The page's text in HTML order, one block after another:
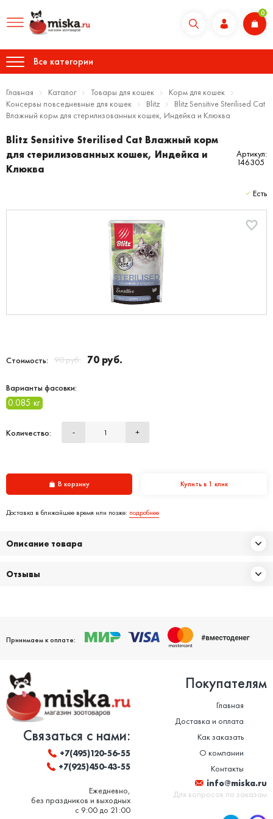
0
Все категории
Главная Каталог Товары для кошек
Корм для кошек
Консервы повседневные для кошек
Blitz
Blitz Sensitive Sterilised Cat
Влажный корм для стерилизованных кошек, Индейка и Клюква
Blitz Sensitive Sterilised Cat Влажный корм
для стерилизованных кошек, Индейка и
Клюква
Артикул:
146305
Есть
Стоимость: 90 руб. 70 руб.
Варианты фасовки:
0.085 кг.
Количество: - +
В корзину Купить в 1 клик
Доставка в ближайшее время или позже: подробнее
Описание товара
Отзывы
Принимаем к оплате:
Связаться с нами:
+7(495)120-56-55
+7(925)450-43-55
Ежедневно,
без праздников и выходных
с 9:00 до 21:00
Покупателям
Главная
Доставка и оплата
Как заказать
О компании
Контакты
info@miska.ru
Для вопросов по заказам